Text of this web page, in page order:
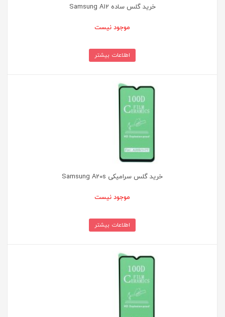
خرید گلس ساده Samsung A12
موجود نیست
اطلاعات بیشتر
خرید گلس سرامیکی Samsung A20s
موجود نیست
اطلاعات بیشتر